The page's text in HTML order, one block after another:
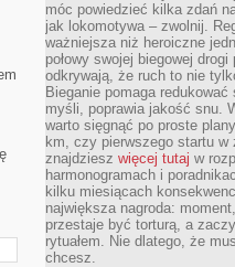
móc powiedzieć kilka zdań
jak lokomotywa – zwolnij.
ważniejsza niż heroiczne
połowy swojej biegowej
odkrywają, że ruch to nie
Bieganie pomaga
myśli, poprawia jakość snu.
warto sięgnąć po proste
km, czy pierwszego startu w
znajdziesz więcej tutaj w
harmonogramach i
kilku miesiącach
największa nagroda:
przestaje być torturą, a
rytuałem. Nie dlatego, że
chcesz.